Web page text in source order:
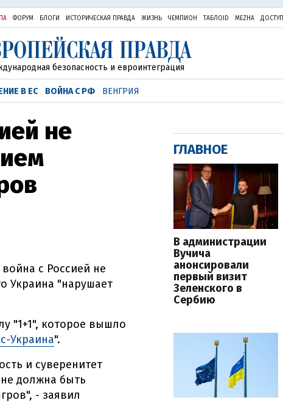
ФОРУМ БЛОГИ ИСТОРИЧЕСКАЯ ПРАВДА ЖИЗНЬ ЧЕМПИОН ТАБЛОID MEZHA ДОСТУП
безопасность и евроинтеграция
В ЕС ВОЙНА С РФ ВЕНГРИЯ
не
с Россией не
Украина "нарушает
"1+1", которое вышло
Украина".
и суверенитет
должна быть
- заявил
ГЛАВНОЕ
В администрации
Вучича
анонсировали
первый визит
Зеленского в
Сербию